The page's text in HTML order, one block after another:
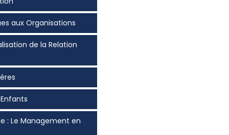
aux Organisations
de la Relation
: Le Management en